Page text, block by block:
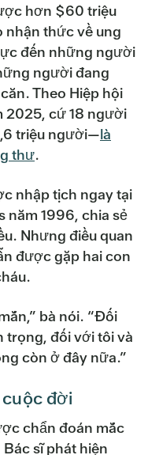
hơn $60 triệu
nhận thức về ung
đến những người
người đang
Theo Hiệp hội
2025, cứ 18 người
triệu người—là
thư.
nhập tịch ngay tại
năm 1996, chia sẻ
Nhưng điều quan
được gặp hai con
bà nói. “Đối
trọng, đối với tôi và
còn ở đây nữa.”
đời
chẩn đoán mắc
sĩ phát hiện